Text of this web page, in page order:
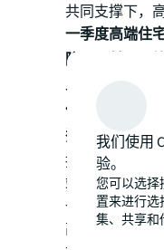
共同支撑下，
一季度高端住
降1.1%转至环
人民币173.5元
仲量联行中国
秀
表示，“预
持充足，由于
端住宅销售将
一手房限价将
高端一手价格
我们使用
验。
您可以选择
置来进行选
集、共享和